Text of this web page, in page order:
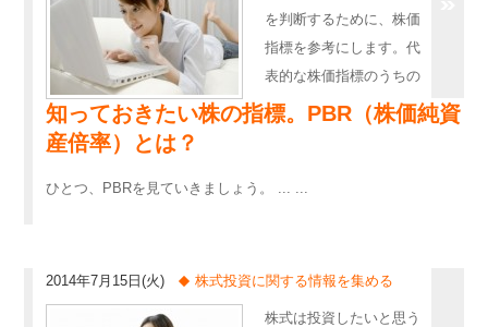
知っておきたい株の指標。PBR（株価純資
産倍率）とは？
を判断するために、株価
指標を参考にします。代
表的な株価指標のうちの
ひとつ、PBRを見ていきましょう。 ... ...
2014年7月15日(火) 株式投資に関する情報を集める
株式は投資したいと思う